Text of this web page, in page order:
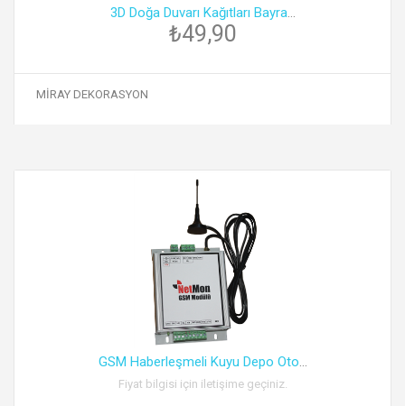
3D Doğa Duvarı Kağıtları Bayra...
₺49,90
MİRAY DEKORASYON
GSM Haberleşmeli Kuyu Depo Oto...
Fiyat bilgisi için iletişime geçiniz.